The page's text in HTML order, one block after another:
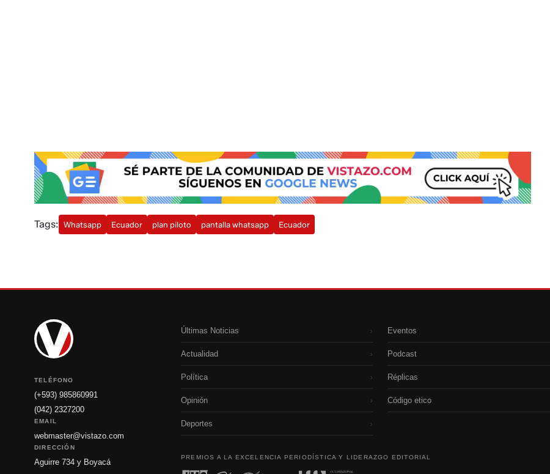
Tags: Whatsapp Ecuador plan piloto pantalla whatsapp Ecuador
TELÉFONO
(+593) 985860991
(042) 2327200
EMAIL
webmaster@vistazo.com
DIRECCIÓN
Aguirre 734 y Boyacá
Últimas Noticias ›
Actualidad ›
Política ›
Opinión ›
Deportes ›
Eventos
Podcast
Réplicas
Código etico
PREMIOS A LA EXCELENCIA PERIODÍSTICA Y LIDERAZGO EDITORIAL